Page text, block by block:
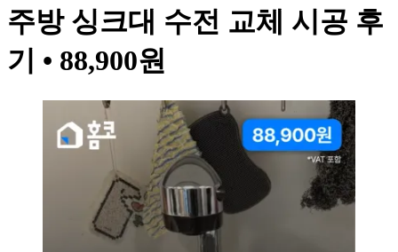
주방 싱크대 수전 교체 시공 후
기 • 88,900원